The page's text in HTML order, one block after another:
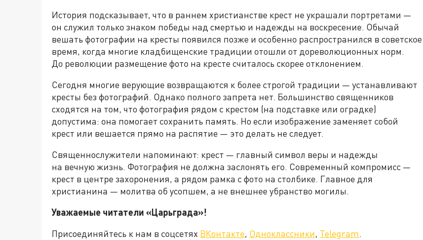
История подсказывает, что в раннем христианстве крест не украшали портретами —
он служил только знаком победы над смертью и надежды на воскресение. Обычай
вешать фотографии на кресты появился позже и особенно распространился в советское
время, когда многие кладбищенские традиции отошли от дореволюционных норм.
До революции размещение фото на кресте считалось скорее отклонением.
Сегодня многие верующие возвращаются к более строгой традиции — устанавливают
кресты без фотографий. Однако полного запрета нет. Большинство священников
сходятся на том, что фотография рядом с крестом (на подставке или оградке)
допустима: она помогает сохранить память. Но если изображение заменяет собой
крест или вешается прямо на распятие — это делать не следует.
Священнослужители напоминают: крест — главный символ веры и надежды
на вечную жизнь. Фотография не должна заслонять его. Современный компромисс —
крест в центре захоронения, а рядом рамка с фото на столбике. Главное для
христианина — молитва об усопшем, а не внешнее убранство могилы.
Уважаемые читатели «Царьграда»!
Присоединяйтесь к нам в соцсетях ВКонтакте, Одноклассники, Telegram.